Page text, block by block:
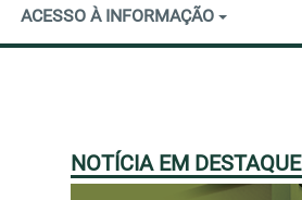
ACESSO À INFORMAÇÃO
NOTÍCIA EM DESTAQUE